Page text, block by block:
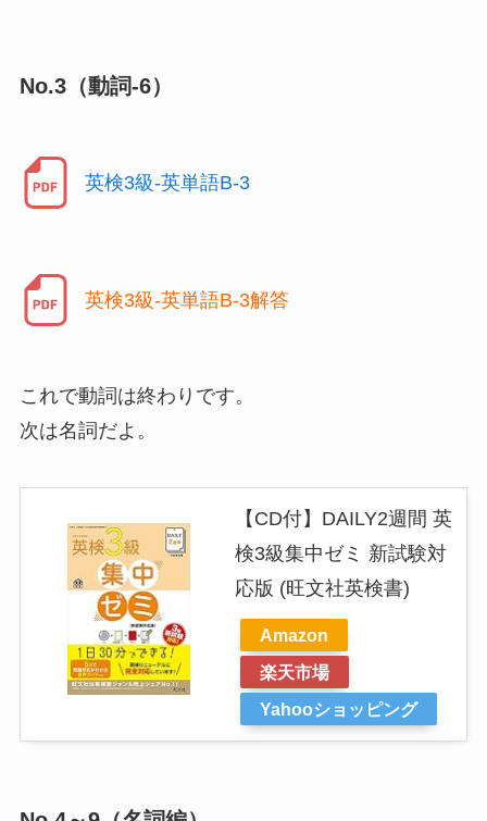
No.3（動詞-6）
英検3級-英単語B-3
英検3級-英単語B-3解答
これで動詞は終わりです。
次は名詞だよ。
【CD付】DAILY2週間 英
検3級集中ゼミ 新試験対
応版 (旺文社英検書)
Amazon
楽天市場
Yahooショッピング